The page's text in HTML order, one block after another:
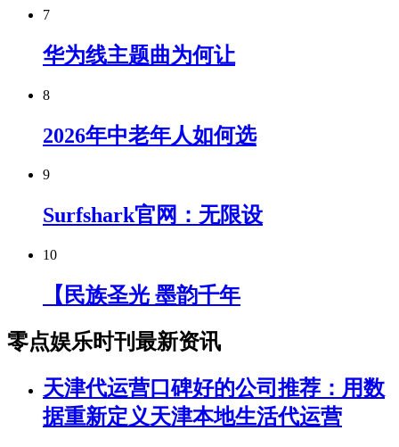
7
华为线主题曲为何让
8
2026年中老年人如何选
9
Surfshark官网：无限设
10
【民族圣光 墨韵千年
零点娱乐时刊最新资讯
天津代运营口碑好的公司推荐：用数
据重新定义天津本地生活代运营